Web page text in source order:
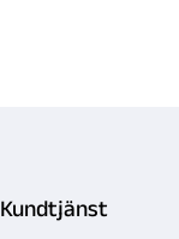
Kundtjänst